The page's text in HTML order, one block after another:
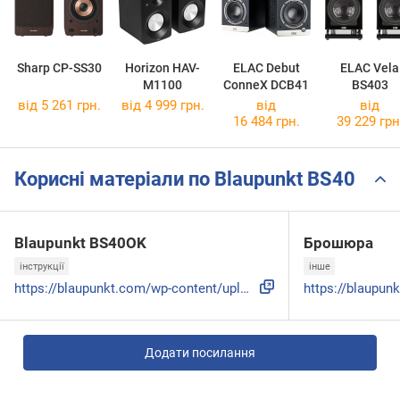
Sharp CP-SS30
Horizon HAV-
M1100
ELAC Debut
ConneX DCB41
ELAC Vela
BS403
від 5 261 грн. від 4 999 грн.
від
16 484 грн.
від
39 229
Корисні матеріали по Blaupunkt BS40
Blaupunkt BS40OK
інструкції
https://blaupunkt.com/wp-content/uploads/2024/11/BS40-IM.pd...
Брошюра
інше
Додати посилання